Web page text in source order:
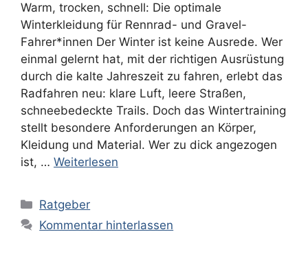
Warm, trocken, schnell: Die optimale
Winterkleidung für Rennrad- und Gravel-
Fahrer*innen Der Winter ist keine Ausrede. Wer
einmal gelernt hat, mit der richtigen Ausrüstung
durch die kalte Jahreszeit zu fahren, erlebt das
Radfahren neu: klare Luft, leere Straßen,
schneebedeckte Trails. Doch das Wintertraining
stellt besondere Anforderungen an Körper,
Kleidung und Material. Wer zu dick angezogen
ist, … Weiterlesen
Kategorien
Ratgeber
Kommentar hinterlassen